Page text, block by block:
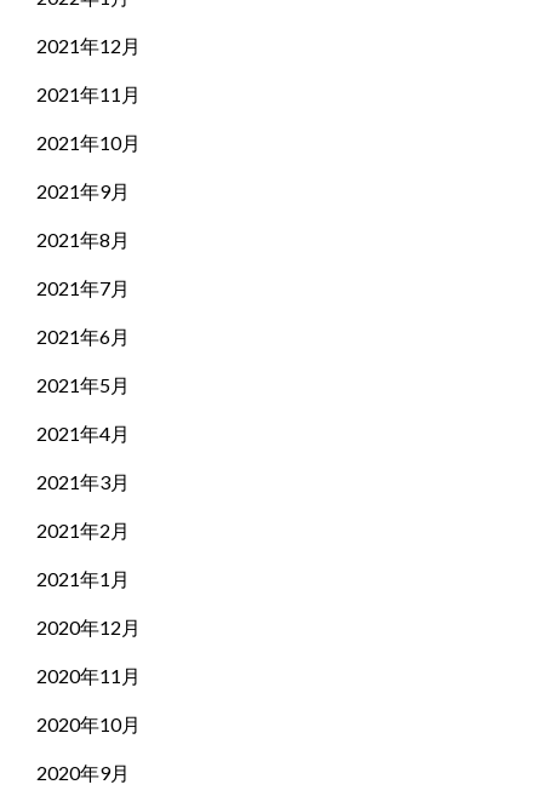
2021年12月
2021年11月
2021年10月
2021年9月
2021年8月
2021年7月
2021年6月
2021年5月
2021年4月
2021年3月
2021年2月
2021年1月
2020年12月
2020年11月
2020年10月
2020年9月